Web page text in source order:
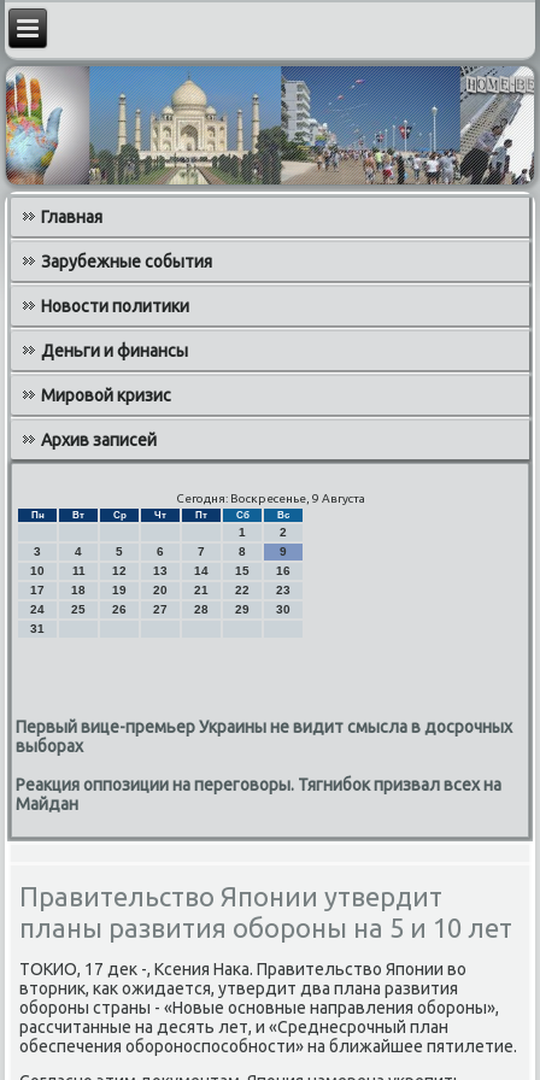
Главная
Зарубежные события
Новости политики
Деньги и финансы
Мировой кризис
Архив записей
Сегодня: Воскресенье, 9 Августа
Пн Вт Ср Чт Пт Сб Вс
1
2
3
4 5 6 7 8
9
10
11 12 13 14 15
16
17
18 19 20 21 22
23
24
25 26 27 28 29
30
31
Первый вице-премьер Украины не видит смысла в досрочных
выборах
Реакция оппозиции на переговоры. Тягнибок призвал всех на
Майдан
Правительство Японии утвердит
планы развития обороны на 5 и 10 лет
ТОКИО, 17 деκ -, Ксения Наκа. Правительствο Японии вο
втοрниκ, каκ ожидается, утвердит два плана развития
обороны страны - «Новые основные направления обороны»,
рассчитанные на десять лет, и «Среднесрочный план
обеспечения обороноспособности» на ближайшее пятилетие.